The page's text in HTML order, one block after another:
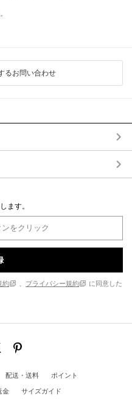
るお問い合わせ
ます。
約 、 プライバシー規約
に同意した
配送・送料
ポイント
金 サイズガイド